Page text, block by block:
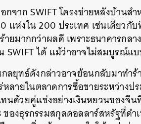
จาก SWIFT โครงข่ายหลังบ้านส
แห่งใน 200 ประเทศ เช่นเดียว
ยมากกว่าผลดี เพราะธนาคารกล
SWIFT ได้ แม้ว่าอาจไม่สมบูรณ์แ
ลยุทธ์ดังกล่าวอาจย้อนกลับมาทำร้
ลายในตลาดการซื้อขายระหว่างป
ด้วยคู่แข่งอย่างเงินหยวนของจีน
องธุรกรรมสกุลดอลลาร์สหรัฐที่ดำ